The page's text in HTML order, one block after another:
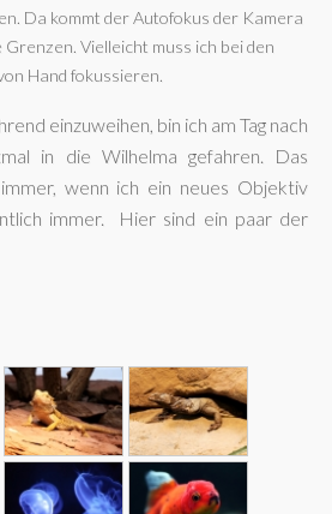
Da kommt der Autofokus der Kamera
Vielleicht muss ich bei den
Hand fokussieren.
einzuweihen, bin ich am Tag nach
in die Wilhelma gefahren. Das
wenn ich ein neues Objektiv
immer. Hier sind ein paar der